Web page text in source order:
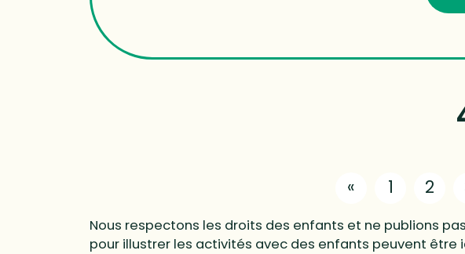
« 1 2
Nous respectons les droits des enfants et ne publions
pour illustrer les activités avec des enfants peuvent être